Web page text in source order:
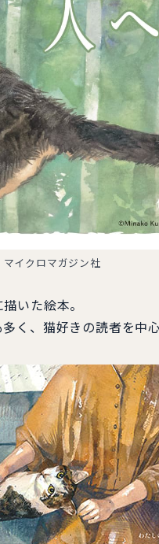
マイクロマガジン社
いた絵本。
く、猫好きの読者を中